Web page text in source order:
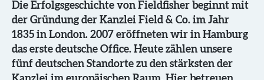
Die Erfolgsgeschichte von Fieldfisher beginnt mit
der Gründung der Kanzlei Field & Co. im Jahr
1835 in London. 2007 eröffneten wir in Hamburg
das erste deutsche Office. Heute zählen unsere
fünf deutschen Standorte zu den stärksten der